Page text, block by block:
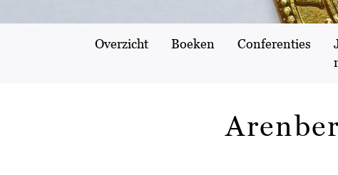
Overzicht Boeken Conferenties